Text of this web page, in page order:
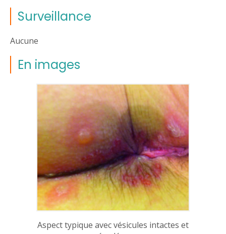
Surveillance
Aucune
En images
Aspect typique avec vésicules intactes et